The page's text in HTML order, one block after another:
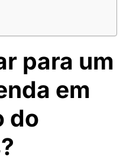
para um
em
do